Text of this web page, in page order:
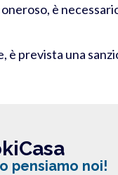
è
è prevista una
pensiamo noi!